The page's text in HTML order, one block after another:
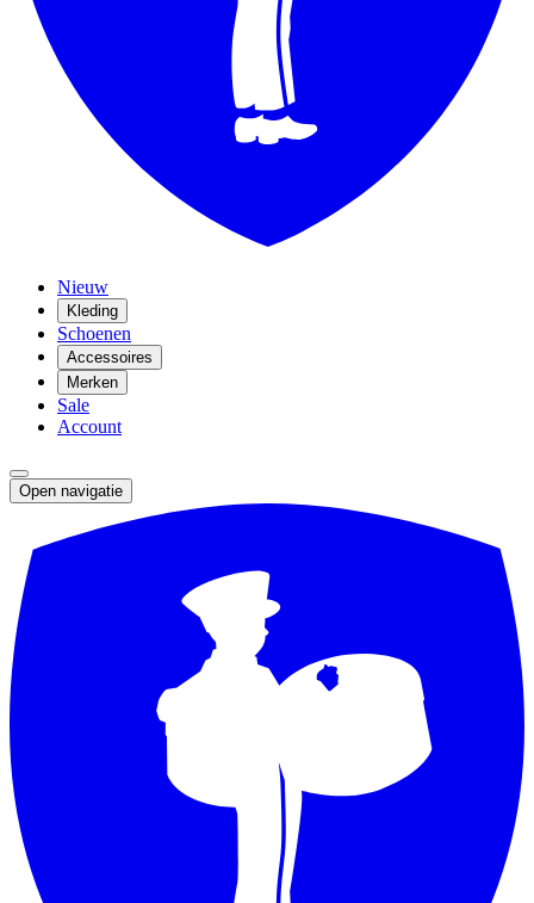
Nieuw
Kleding
Schoenen
Accessoires
Merken
Sale
Account
Open navigatie